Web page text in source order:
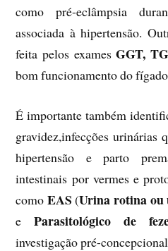
como pré-eclâmpsia
associada à hipertensão.
feita pelos examesGGT,
bom funcionamento do
É importante também
gravidez,infecções urinárias
hipertensão e parto
intestinais por vermes e
como EAS (Urina rotina
eParasitológico de
investigação pré-